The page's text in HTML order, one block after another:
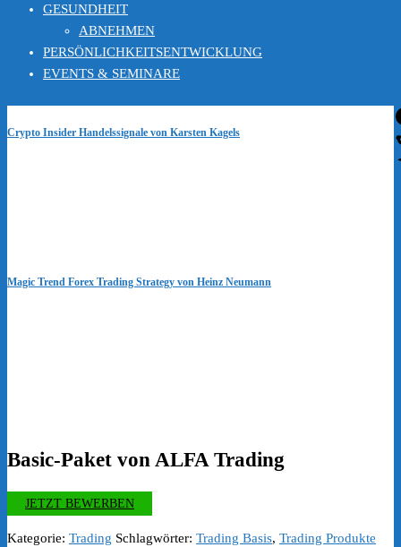
GESUNDHEIT
ABNEHMEN
PERSÖNLICHKEITSENTWICKLUNG
EVENTS & SEMINARE
Crypto Insider Handelssignale von Karsten Kagels
Magic Trend Forex Trading Strategy von Heinz Neumann
Basic-Paket von ALFA Trading
JETZT BEWERBEN
Kategorie: Trading Schlagwörter: Trading Basis, Trading Produkte